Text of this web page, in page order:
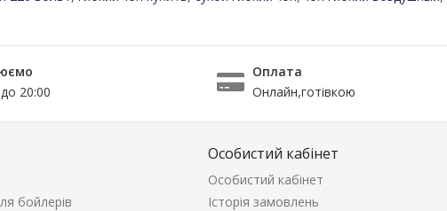
20:00
Оплата
Онлайн,готівкою
бойлерів
Особистий кабінет
Особистий кабінет
Історія замовлень